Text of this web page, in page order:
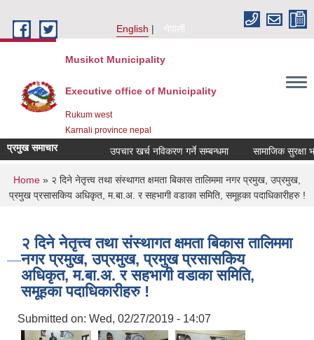
English
नेपाली
Musikot Municipality
Executive office of Municipality
Rukum west
Karnali province nepal
प्रमुख समाचार उपचार खर्च नविकरण गर्ने सम्बन्धमा
You are here
Home » २ दिने नेतृत्त्व तथा संस्थागत क्षमता बिकास तालिममा नगर प्रमुख, उप्रमुख,
प्रमुख प्रसासकिय अधिकृत, म.बा.अ. र सहभागी वडाका समिति, समूहका पदाधिकारीहरु !
२ दिने नेतृत्त्व तथा संस्थागत क्षमता बिकास तालिममा
नगर प्रमुख, उप्रमुख, प्रमुख प्रसासकिय
अधिकृत, म.बा.अ. र सहभागी वडाका समिति,
समूहका पदाधिकारीहरु !
Submitted on: Wed, 02/27/2019 - 14:07